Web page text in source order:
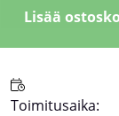
Lisää
Toimitusaika: